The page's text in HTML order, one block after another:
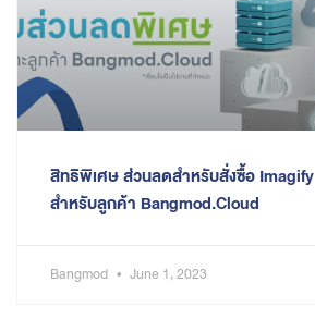
สิทธิพิเศษ ส่วนลดสำหรับสั่งซื้อ Imagify
สำหรับลูกค้า Bangmod.Cloud
Bangmod June 1, 2023